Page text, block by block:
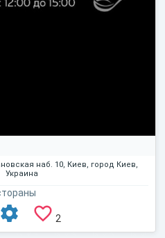
наб. 10, Киев, город Киев,
Украина
2